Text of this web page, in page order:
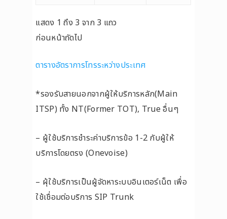
แสดง 1 ถึง 3 จาก 3 แถว
ก่อนหน้าถัดไป
ตารางอัตราการโทรระหว่างประเทศ
*รองรับสายนอกจากผู้ให้บริการหลัก(Main
ITSP) ทั้ง NT(Former TOT), True อื่นๆ
– ผู้ใช้บริการชำระค่าบริการข้อ 1-2 กับผู้ให้
บริการโดยตรง (Onevoise)
– ผุ้ใช้บริการเป็นผู้จัดหาระบบอินเตอร์เน็ต เพื่อ
ใช้เชื่อมต่อบริการ SIP Trunk